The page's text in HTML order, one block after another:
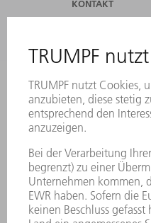
KONTAKT
VERANSTALTUNGEN UND
TERMINE
ONLINE SERVICES
KONTAKT
ANREGUNGEN, LOB UND
STANDORTE
VERANSTALTUNGEN UND
NEWSLETTER-ANMELDUNG
MYTRUMPF